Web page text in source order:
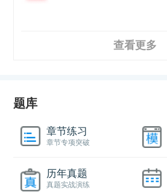
查看更多
题库
章节练习
章节专项突破
历年真题
真题实战演练